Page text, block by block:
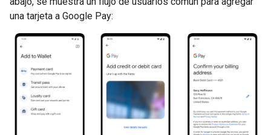
una tarjeta a Google Pay: